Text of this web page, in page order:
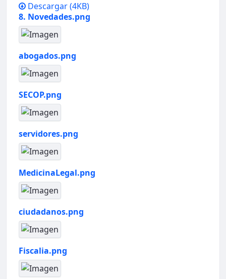
Descargar(4KB)
8. Novedades.png
abogados.png
SECOP.png
servidores.png
MedicinaLegal.png
ciudadanos.png
Fiscalia.png